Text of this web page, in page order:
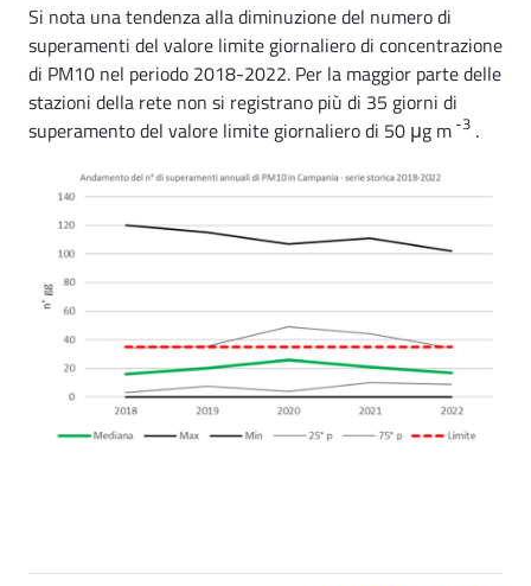
Si nota una tendenza alla diminuzione del numero di
superamenti del valore limite giornaliero di concentrazione
di PM10 nel periodo 2018-2022. Per la maggior parte delle
stazioni della rete non si registrano più di 35 giorni di
superamento del valore limite giornaliero di 50 μg m -3 .